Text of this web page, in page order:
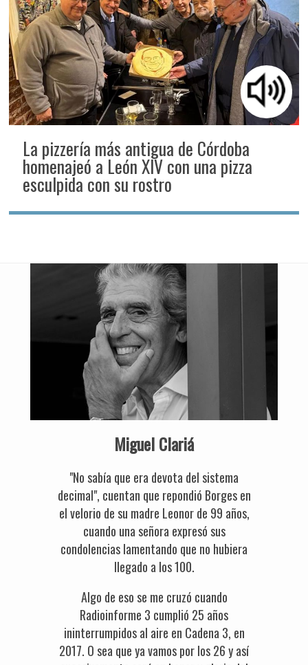
La pizzería más antigua de Córdoba
homenajeó a León XIV con una pizza
esculpida con su rostro
Miguel Clariá
"No sabía que era devota del sistema
decimal", cuentan que repondió Borges en
el velorio de su madre Leonor de 99 años,
cuando una señora expresó sus
condolencias lamentando que no hubiera
llegado a los 100.
Algo de eso se me cruzó cuando
Radioinforme 3 cumplió 25 años
ininterrumpidos al aire en Cadena 3, en
2017. O sea que ya vamos por los 26 y así